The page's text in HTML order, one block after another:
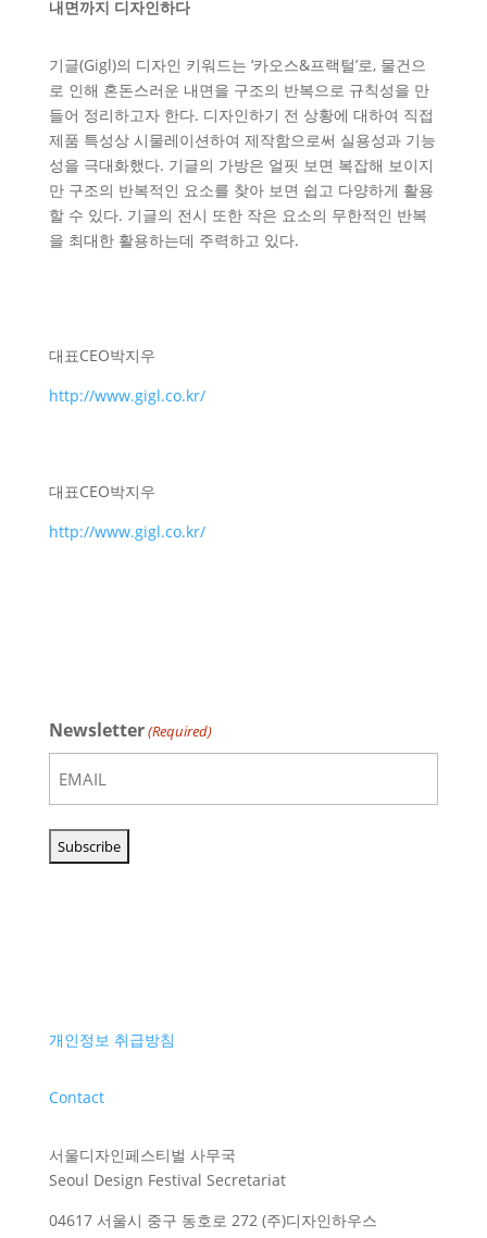
내면까지 디자인하다
기글(Gigl)의 디자인 키워드는 ‘카오스&프랙털’로, 물건으
로 인해 혼돈스러운 내면을 구조의 반복으로 규칙성을 만
들어 정리하고자 한다. 디자인하기 전 상황에 대하여 직접
제품 특성상 시물레이션하여 제작함으로써 실용성과 기능
성을 극대화했다. 기글의 가방은 얼핏 보면 복잡해 보이지
만 구조의 반복적인 요소를 찾아 보면 쉽고 다양하게 활용
할 수 있다. 기글의 전시 또한 작은 요소의 무한적인 반복
을 최대한 활용하는데 주력하고 있다.
대표CEO박지우
http://www.gigl.co.kr/
대표CEO박지우
http://www.gigl.co.kr/
Newsletter(Required)
개인정보 취급방침
Contact
서울디자인페스티벌 사무국
Seoul Design Festival Secretariat
04617 서울시 중구 동호로 272 (주)디자인하우스